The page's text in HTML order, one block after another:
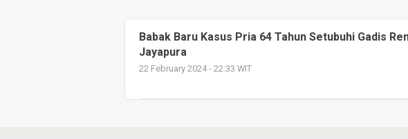
Babak Baru Kasus Pria 64 Tahun Setubuhi Gadis
Jayapura
22 February 2024 - 22:33 WIT